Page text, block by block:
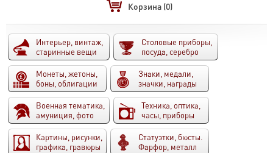
Корзина (0)
Интерьер, винтаж,
старинные вещи
Столовые приборы,
посуда, серебро
Монеты, жетоны,
боны, облигации
Знаки, медали,
значки, награды
Военная тематика,
амуниция, фото
Техника, оптика,
часы, приборы
Картины, рисунки,
графика, гравюры
Статуэтки, бюсты.
Фарфор, металл